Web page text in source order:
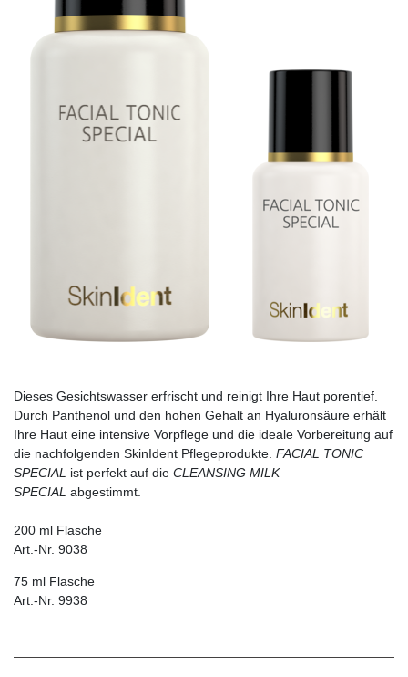
Dieses Gesichtswasser erfrischt und reinigt Ihre Haut porentief.
Durch Panthenol und den hohen Gehalt an Hyaluronsäure erhält
Ihre Haut eine intensive Vorpflege und die ideale Vorbereitung auf
die nachfolgenden SkinIdent Pflegeprodukte. FACIAL TONIC
SPECIAL ist perfekt auf die CLEANSING MILK
SPECIAL abgestimmt.
200 ml Flasche
Art.-Nr. 9038
75 ml Flasche
Art.-Nr. 9938